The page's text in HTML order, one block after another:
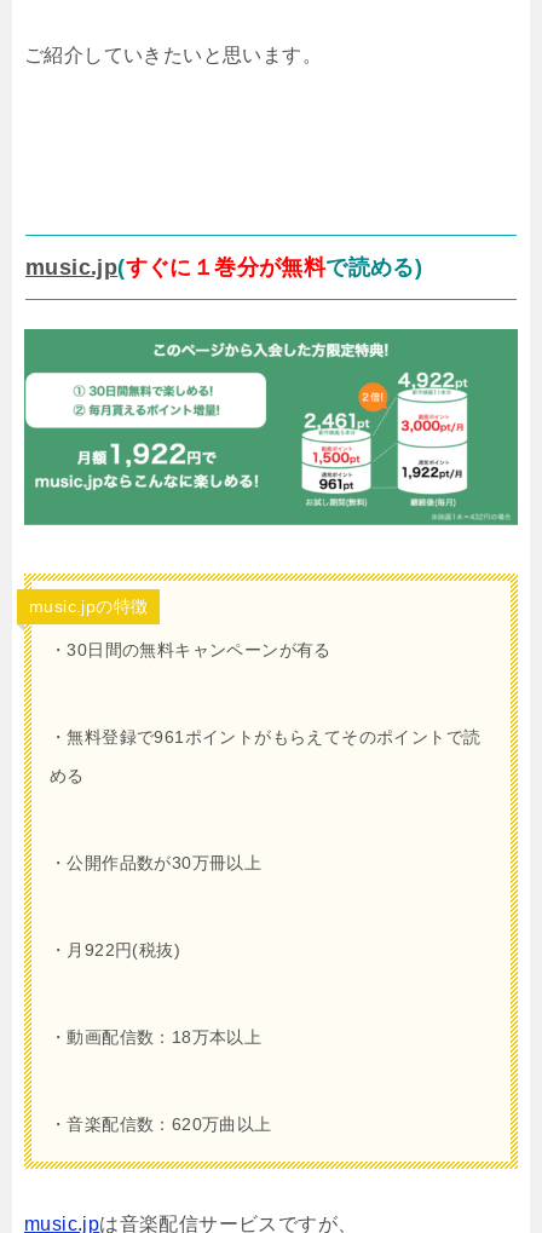
ご紹介していきたいと思います。
music.jp(すぐに１巻分が無料で読める)
music.jpの特徴
・30日間の無料キャンペーンが有る
・無料登録で961ポイントがもらえてそのポイントで読
める
・公開作品数が30万冊以上
・月922円(税抜)
・動画配信数：18万本以上
・音楽配信数：620万曲以上
music.jpは音楽配信サービスですが、